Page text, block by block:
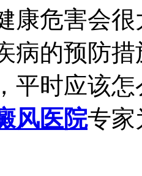
康危害会
病的预防
平时应该
风医院专家